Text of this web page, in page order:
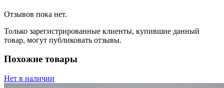
Отзывов пока нет.
Только зарегистрированные клиенты, купившие данный
товар, могут публиковать отзывы.
Похожие товары
Нет в наличии